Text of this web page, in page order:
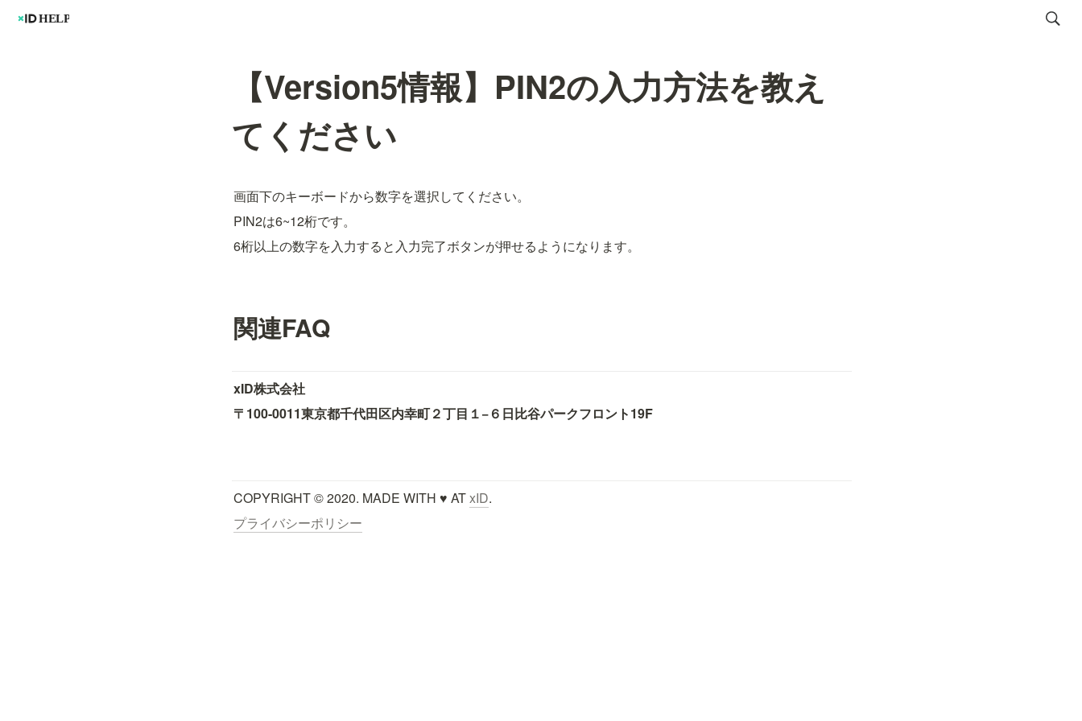
【Version5情報】PIN2の入力方法を教え
てください
画面下のキーボードから数字を選択してください。
PIN2は6~12桁です。
6桁以上の数字を入力すると入力完了ボタンが押せるようになります。
関連FAQ
xID株式会社
〒100-0011東京都千代田区内幸町２丁目１−６ 日比谷パークフロント19F
COPYRIGHT © 2020. MADE WITH ♥ AT xID.
プライバシーポリシー